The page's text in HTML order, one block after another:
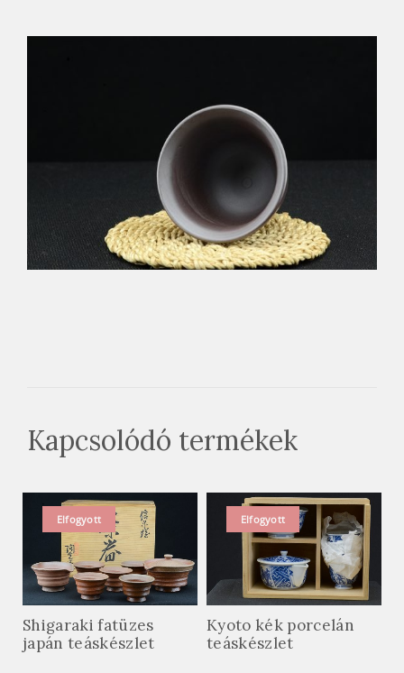
Kapcsolódó termékek
Elfogyott
Shigaraki fatüzes
japán teáskészlet
Elfogyott
Kyoto kék porcelán
teáskészlet